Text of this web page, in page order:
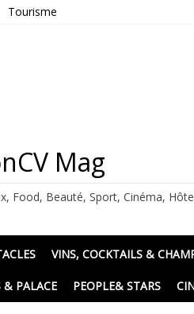
Tourisme
Mag
Food, Beauté, Sport, Cinéma,
VINS, COCKTAILS &
& PALACE PEOPLE& STARS